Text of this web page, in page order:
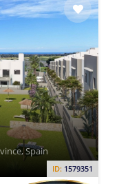
ID: 1579351
Spain